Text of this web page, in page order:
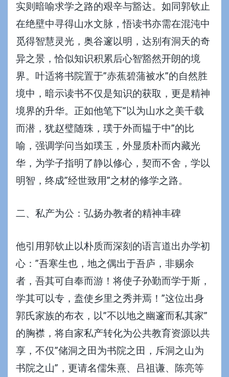
实则暗喻求学之路的艰辛与豁达。如同郭钦止
在绝壁中寻得山水文脉，悟读书亦需在混沌中
觅得智慧灵光，奥谷邃以明，达别有洞天的奇
异之景，恰似知识积累后心智豁然开朗的境
界。叶适将书院置于”赤蕉碧蒲被水”的自然胜
境中，暗示读书不仅是知识的获取，更是精神
境界的升华。正如他笔下”以为山水之美千载
而潜，犹赵璧随珠，璞于外而韫于中”的比
喻，强调学问当如璞玉，外显质朴而内藏光
华，为学子指明了静以修心，契而不舍，学以
明智，终成”经世致用”之材的修学之路。
二、私产为公：弘扬办教者的精神丰碑
他引用郭钦止以朴质而深刻的语言道出办学初
心：”吾寒生也，地之偶出于吾庐，非赐余
者，吾其可自奉而游！将使子孙勤而学于斯，
学其可以专，盍使乡里之秀并焉！”这位出身
郭氏家族的布衣，以”不以地之幽邃而私其家”
的胸襟，将自家私产转化为公共教育资源以共
享，不仅”储洞之田为书院之田，斥洞之山为
书院之山”，更请名儒朱熹、吕祖谦、陈亮等